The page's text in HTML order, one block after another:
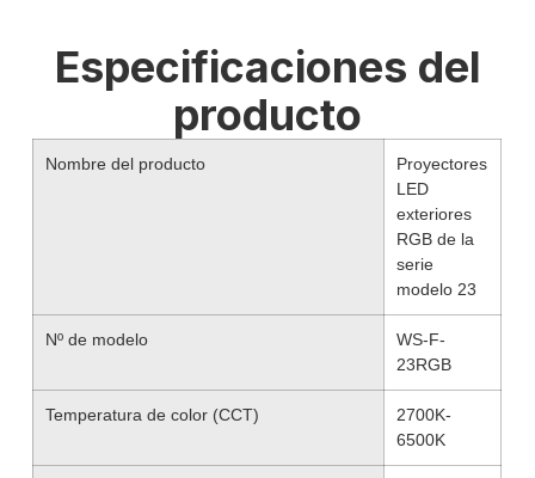
Especificaciones del
producto
Nombre del producto
Proyectores
LED
exteriores
RGB de la
serie
modelo 23
Nº de modelo
WS-F-
23RGB
Temperatura de color (CCT)
2700K-
6500K